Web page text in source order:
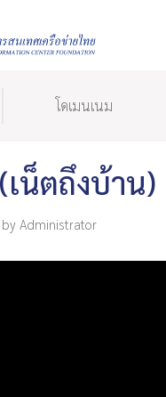
โดเมนเนม
น็ตถึงบ้าน)
by Administrator